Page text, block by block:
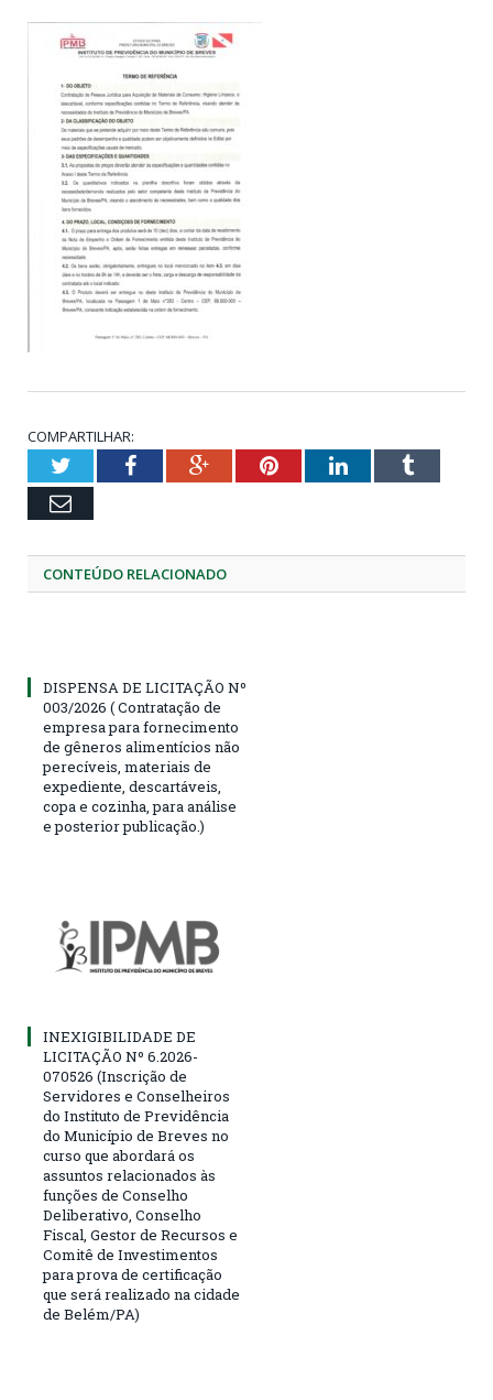
COMPARTILHAR:
TwitterFacebookGoogle+PinterestLinkedInTumblr
Email
CONTEÚDO RELACIONADO
DISPENSA DE LICITAÇÃO Nº
003/2026 ( Contratação de
empresa para fornecimento
de gêneros alimentícios não
perecíveis, materiais de
expediente, descartáveis,
copa e cozinha, para análise
e posterior publicação.)
INEXIGIBILIDADE DE
LICITAÇÃO Nº 6.2026-
070526 (Inscrição de
Servidores e Conselheiros
do Instituto de Previdência
do Município de Breves no
curso que abordará os
assuntos relacionados às
funções de Conselho
Deliberativo, Conselho
Fiscal, Gestor de Recursos e
Comitê de Investimentos
para prova de certificação
que será realizado na cidade
de Belém/PA)